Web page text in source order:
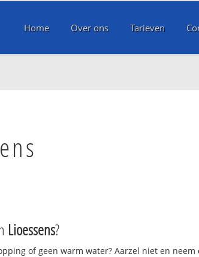
Home Over ons Tarieven
Lioessens?
of geen warm water? Aarzel niet en neem